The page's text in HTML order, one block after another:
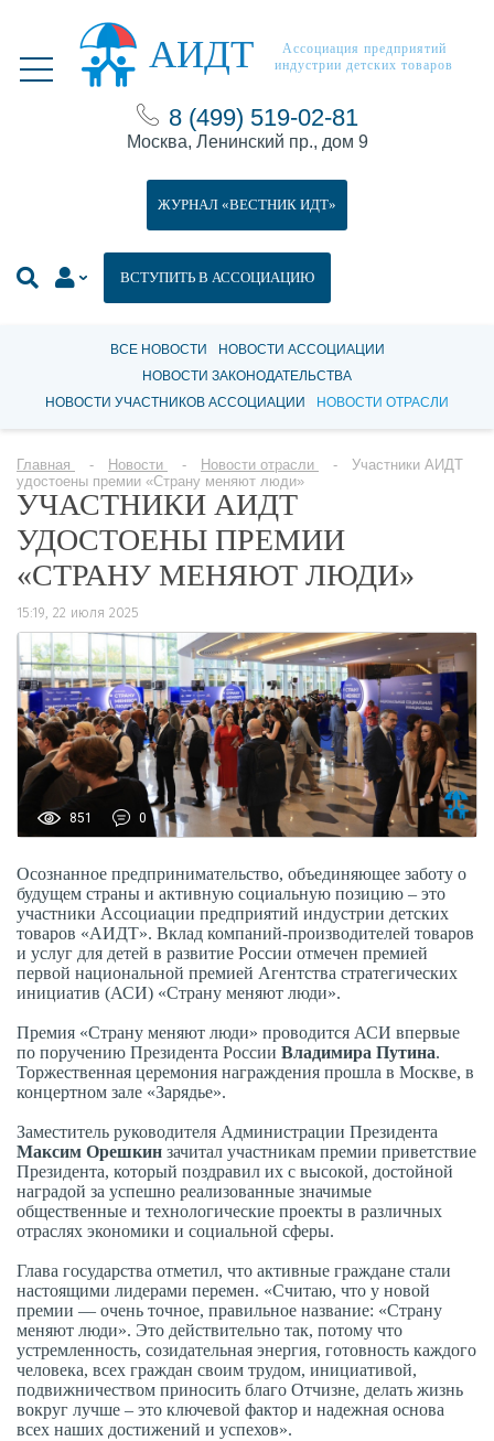
АИДТ
Ассоциация предприятий
индустрии детских товаров
8 (499) 519-02-81
Москва, Ленинский пр., дом 9
ВСТУПИТЬ В АССОЦИАЦИЮ
ЖУРНАЛ «ВЕСТНИК ИДТ»
ВСЕ НОВОСТИ
НОВОСТИ АССОЦИАЦИИ
НОВОСТИ ЗАКОНОДАТЕЛЬСТВА
НОВОСТИ УЧАСТНИКОВ АССОЦИАЦИИ
НОВОСТИ ОТРАСЛИ
Главная Новости Новости отрасли
Участники АИДТ
удостоены премии «Страну меняют люди»
УЧАСТНИКИ АИДТ
УДОСТОЕНЫ ПРЕМИИ
«СТРАНУ МЕНЯЮТ ЛЮДИ»
15:19, 22 июля 2025
851 0
Осознанное предпринимательство, объединяющее заботу о
будущем страны и активную социальную позицию – это
участники Ассоциации предприятий индустрии детских
товаров «АИДТ». Вклад компаний-производителей товаров
и услуг для детей в развитие России отмечен премией
первой национальной премией Агентства стратегических
инициатив (АСИ) «Страну меняют люди».
Премия «Страну меняют люди» проводится АСИ впервые
по поручению Президента России Владимира Путина.
Торжественная церемония награждения прошла в Москве, в
концертном зале «Зарядье».
Заместитель руководителя Администрации Президента
Максим Орешкин зачитал участникам премии приветствие
Президента, который поздравил их с высокой, достойной
наградой за успешно реализованные значимые
общественные и технологические проекты в различных
отраслях экономики и социальной сферы.
Глава государства отметил, что активные граждане стали
настоящими лидерами перемен. «Считаю, что у новой
премии — очень точное, правильное название: «Страну
меняют люди». Это действительно так, потому что
устремленность, созидательная энергия, готовность каждого
человека, всех граждан своим трудом, инициативой,
подвижничеством приносить благо Отчизне, делать жизнь
вокруг лучше – это ключевой фактор и надежная основа
всех наших достижений и успехов».